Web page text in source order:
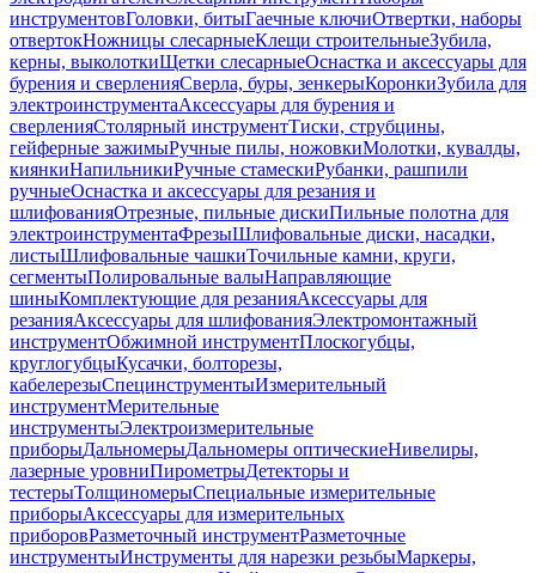
инструментовГоловки, битыГаечные ключиОтвертки, наборы
отвертокНожницы слесарныеКлещи строительныеЗубила,
керны, выколоткиЩетки слесарныеОснастка и аксессуары для
бурения и сверленияСверла, буры, зенкерыКоронкиЗубила для
электроинструментаАксессуары для бурения и
сверленияСтолярный инструментТиски, струбцины,
гейферные зажимыРучные пилы, ножовкиМолотки, кувалды,
киянкиНапильникиРучные стамескиРубанки, рашпили
ручныеОснастка и аксессуары для резания и
шлифованияОтрезные, пильные дискиПильные полотна для
электроинструментаФрезыШлифовальные диски, насадки,
листыШлифовальные чашкиТочильные камни, круги,
сегментыПолировальные валыНаправляющие
шиныКомплектующие для резанияАксессуары для
резанияАксессуары для шлифованияЭлектромонтажный
инструментОбжимной инструментПлоскогубцы,
круглогубцыКусачки, болторезы,
кабелерезыСпецинструментыИзмерительный
инструментМерительные
инструментыЭлектроизмерительные
приборыДальномерыДальномеры оптическиеНивелиры,
лазерные уровниПирометрыДетекторы и
тестерыТолщиномерыСпециальные измерительные
приборыАксессуары для измерительных
приборовРазметочный инструментРазметочные
инструментыИнструменты для нарезки резьбыМаркеры,